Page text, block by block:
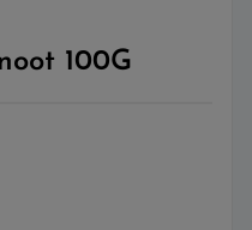
100G